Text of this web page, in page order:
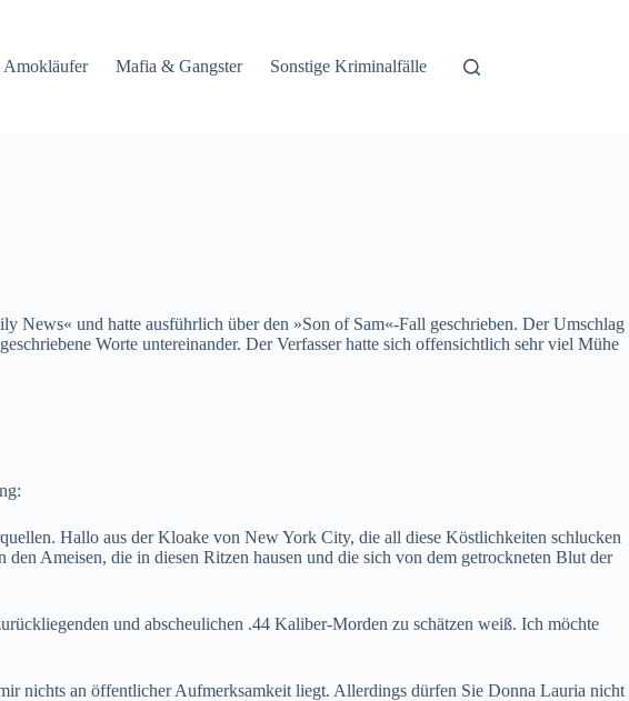
Amokläufer Mafia & Gangster Sonstige Kriminalfälle
und hatte ausführlich über den »Son of Sam«-Fall geschrieben. Der Umschlag
Worte untereinander. Der Verfasser hatte sich offensichtlich sehr viel Mühe
Hallo aus der Kloake von New York City, die all diese Köstlichkeiten schlucken
Ameisen, die in diesen Ritzen hausen und die sich von dem getrockneten Blut der
und abscheulichen .44 Kaliber-Morden zu schätzen weiß. Ich möchte
nichts an öffentlicher Aufmerksamkeit liegt. Allerdings dürfen Sie Donna Lauria nicht